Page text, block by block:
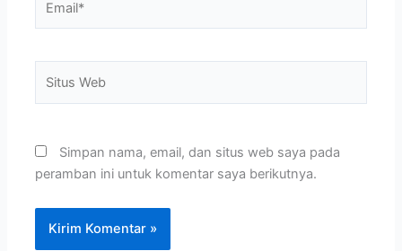
Web
Simpan nama, email, dan situs web saya pada
peramban ini untuk komentar saya berikutnya.